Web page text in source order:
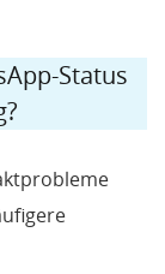
Status